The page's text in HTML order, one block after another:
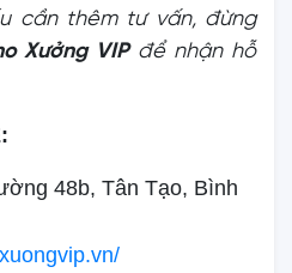
cần thêm tư vấn, đừng
Xưởng VIP để nhận hỗ
48b, Tân Tạo, Bình